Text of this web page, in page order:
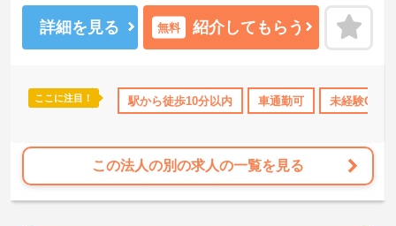
取得サポート 研修制度あり 産休･育休･介護休暇取得実績あり
たしますのでお気軽にご相談ください。
詳細を見る 無料 紹介してもらう
ここに注目！ 駅から徒歩10分以内 車通勤可 未経験OK
この法人の別の求人の一覧を見る